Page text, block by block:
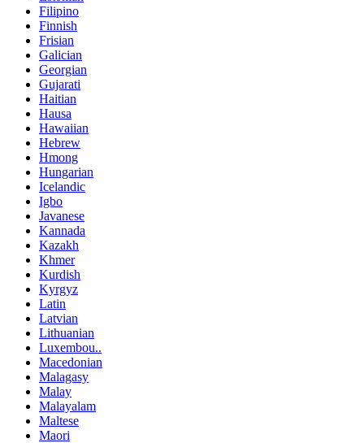
Filipino
Finnish
Frisian
Galician
Georgian
Gujarati
Haitian
Hausa
Hawaiian
Hebrew
Hmong
Hungarian
Icelandic
Igbo
Javanese
Kannada
Kazakh
Khmer
Kurdish
Kyrgyz
Latin
Latvian
Lithuanian
Luxembou..
Macedonian
Malagasy
Malay
Malayalam
Maltese
Maori